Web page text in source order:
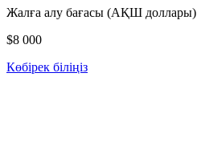
Жалға алу бағасы (АҚШ доллары)
$8 000
Көбірек біліңіз